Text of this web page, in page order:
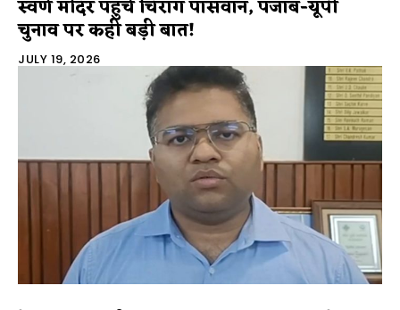
स्वर्ण मंदिर पहुंचे चिराग पासवान, पंजाब-यूपी
चुनाव पर कही बड़ी बात!
JULY 19, 2026